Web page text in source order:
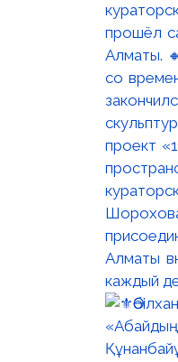
прошёл
Алматы.
со
проект
Алматы
каждый